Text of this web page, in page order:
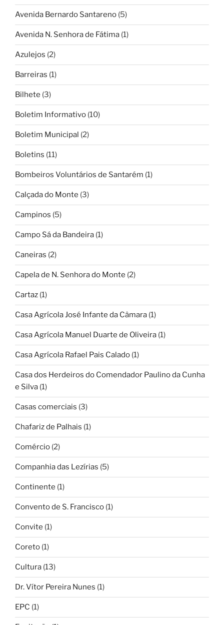
Avenida Bernardo Santareno (5)
Avenida N. Senhora de Fátima (1)
Azulejos (2)
Barreiras (1)
Bilhete (3)
Boletim Informativo (10)
Boletim Municipal (2)
Boletins (11)
Bombeiros Voluntários de Santarém (1)
Calçada do Monte (3)
Campinos (5)
Campo Sá da Bandeira (1)
Caneiras (2)
Capela de N. Senhora do Monte (2)
Cartaz (1)
Casa Agrícola José Infante da Câmara (1)
Casa Agrícola Manuel Duarte de Oliveira (1)
Casa Agrícola Rafael Pais Calado (1)
Casa dos Herdeiros do Comendador Paulino da Cunha
e Silva (1)
Casas comerciais (3)
Chafariz de Palhais (1)
Comércio (2)
Companhia das Lezírias (5)
Continente (1)
Convento de S. Francisco (1)
Convite (1)
Coreto (1)
Cultura (13)
Dr. Vítor Pereira Nunes (1)
EPC (1)